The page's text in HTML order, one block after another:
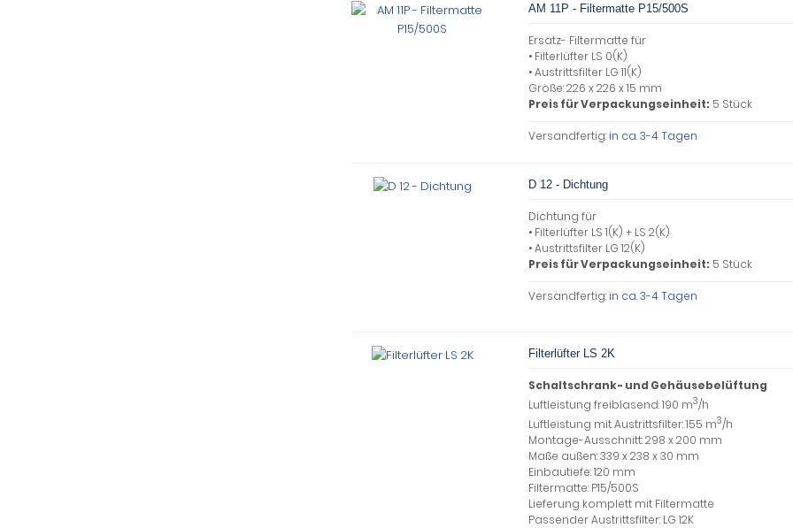
AM 11P - Filtermatte P15/500S
Ersatz- Filtermatte für
• Filterlüfter LS 0(K)
• Austrittsfilter LG 11(K)
Größe: 226 x 226 x 15 mm
Preis für Verpackungseinheit: 5 Stück
Versandfertig:in ca. 3-4 Tagen
D 12 - Dichtung
Dichtung für
• Filterlüfter LS 1(K) + LS 2(K)
• Austrittsfilter LG 12(K)
Preis für Verpackungseinheit: 5 Stück
Versandfertig:in ca. 3-4 Tagen
Filterlüfter LS 2K
Schaltschrank- und Gehäusebelüftung
Luftleistung freiblasend: 190 m3/h
Luftleistung mit Austrittsfilter: 155 m3/h
Montage-Ausschnitt: 298 x 200 mm
Maße außen: 339 x 238 x 30 mm
Einbautiefe: 120 mm
Filtermatte: P15/500S
Lieferung komplett mit Filtermatte
Passender Austrittsfilter: LG 12K